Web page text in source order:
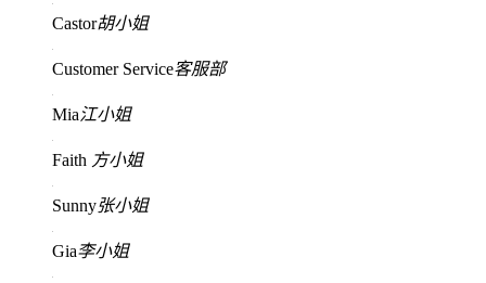
Castor胡小姐
Customer Service客服部
Mia江小姐
Faith 方小姐
Sunny张小姐
Gia李小姐